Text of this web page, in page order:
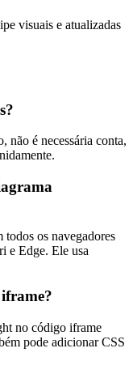
visuais e atualizadas
não é necessária conta,
os navegadores
e Edge. Ele usa
no código iframe
pode adicionar CSS